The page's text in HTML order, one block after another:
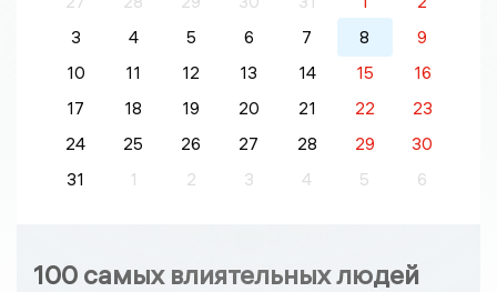
3
4 5 6 7 8
9
10
11 12 13 14 15
16
17
18 19 20 21 22
23
24
25 26 27 28 29
30
31
1 2 3 4 5 6
100 самых влиятельных людей